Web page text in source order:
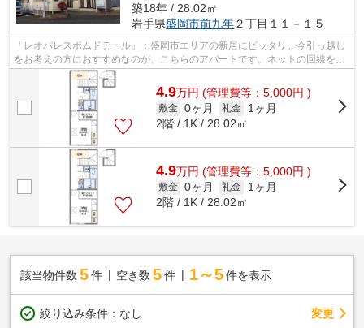
築18年 / 28.02㎡
岩手県盛岡市前九年２丁目１１－１５
「レオパレスポムドテール」：盛岡市エリアの新居にピッタリ。今引っ越し
をお考えの方におすすめなのが、こちらのアパートです。ネットの回線を繋
げているのでパソコンが使える生活。...
4.9万円 (管理費等：5,000円 )
敷金 0ヶ月 礼金
1ヶ月
2階 / 1K / 28.02㎡
4.9万円 (管理費等：5,000円 )
敷金 0ヶ月 礼金
1ヶ月
2階 / 1K / 28.02㎡
該当物件数 5件 空き数 5 件 1～5 件を表示
絞り込み条件： なし 変更